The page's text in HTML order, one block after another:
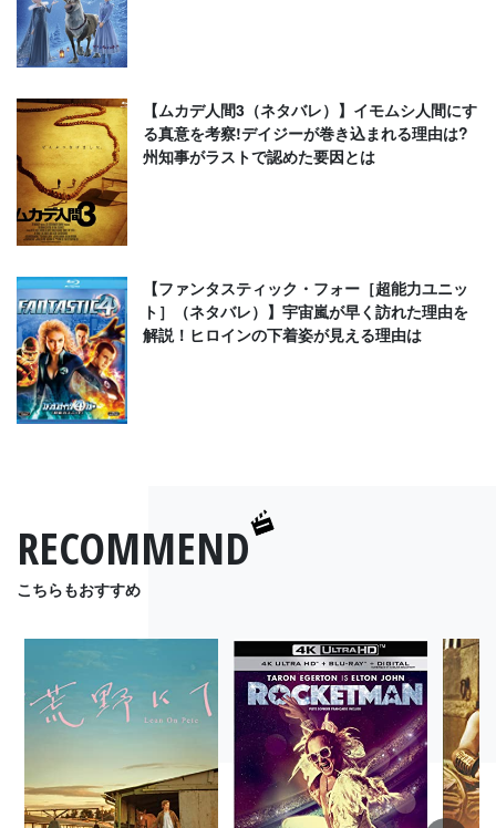
【ムカデ人間3（ネタバレ）】イモムシ人間にす
る真意を考察!デイジーが巻き込まれる理由は?
州知事がラストで認めた要因とは
【ファンタスティック・フォー［超能力ユニッ
ト］（ネタバレ）】宇宙嵐が早く訪れた理由を
解説！ヒロインの下着姿が見える理由は
RECOMMEND
こちらもおすすめ